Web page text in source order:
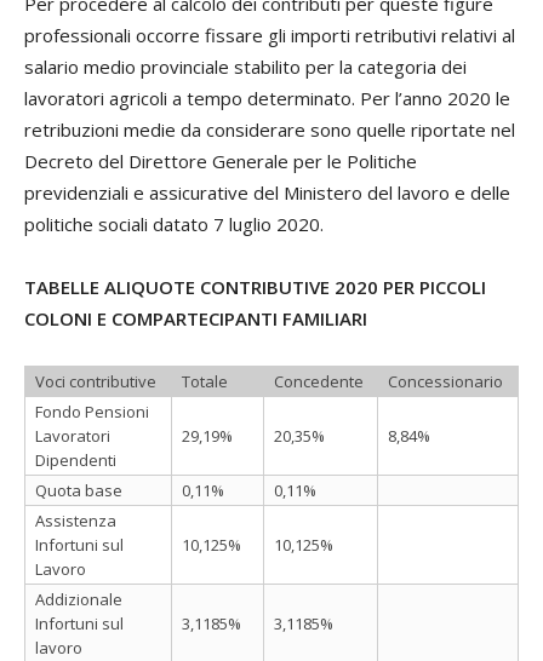
professionali occorre fissare gli importi retributivi relativi al
salario medio provinciale stabilito per la categoria dei
lavoratori agricoli a tempo determinato. Per l’anno 2020 le
retribuzioni medie da considerare sono quelle riportate nel
Decreto del Direttore Generale per le Politiche
previdenziali e assicurative del Ministero del lavoro e delle
politiche sociali datato 7 luglio 2020.
TABELLE ALIQUOTE CONTRIBUTIVE 2020 PER PICCOLI
COLONI E COMPARTECIPANTI FAMILIARI
Voci contributive Totale Concedente
Concessionario
Fondo Pensioni
Lavoratori
Dipendenti
29,19% 20,35% 8,84%
Quota base 0,11%
0,11%
Assistenza
Infortuni sul
Lavoro
10,125% 10,125%
Addizionale
Infortuni sul
lavoro
3,1185% 3,1185%